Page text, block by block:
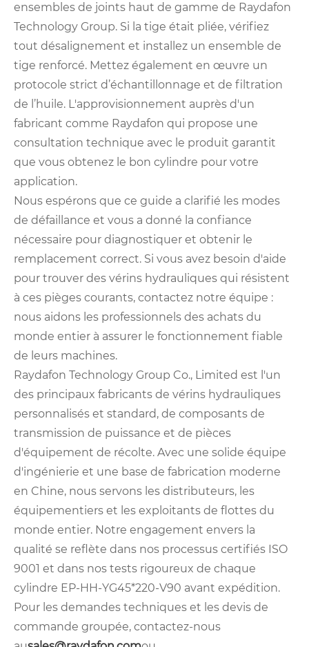
ensembles de joints haut de gamme de Raydafon
Technology Group. Si la tige était pliée, vérifiez
tout désalignement et installez un ensemble de
tige renforcé. Mettez également en œuvre un
protocole strict d’échantillonnage et de filtration
de l’huile. L'approvisionnement auprès d'un
fabricant comme Raydafon qui propose une
consultation technique avec le produit garantit
que vous obtenez le bon cylindre pour votre
application.
Nous espérons que ce guide a clarifié les modes
de défaillance et vous a donné la confiance
nécessaire pour diagnostiquer et obtenir le
remplacement correct. Si vous avez besoin d'aide
pour trouver des vérins hydrauliques qui résistent
à ces pièges courants, contactez notre équipe :
nous aidons les professionnels des achats du
monde entier à assurer le fonctionnement fiable
de leurs machines.
Raydafon Technology Group Co., Limited est l'un
des principaux fabricants de vérins hydrauliques
personnalisés et standard, de composants de
transmission de puissance et de pièces
d'équipement de récolte. Avec une solide équipe
d'ingénierie et une base de fabrication moderne
en Chine, nous servons les distributeurs, les
équipementiers et les exploitants de flottes du
monde entier. Notre engagement envers la
qualité se reflète dans nos processus certifiés ISO
9001 et dans nos tests rigoureux de chaque
cylindre EP-HH-YG45*220-V90 avant expédition.
Pour les demandes techniques et les devis de
commande groupée, contactez-nous